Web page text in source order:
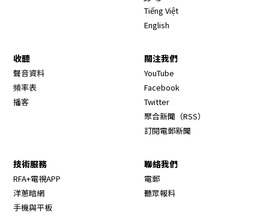
Tiếng Việt
English
收聽
聲音資料
頻率表
播客
關注我們
YouTube
Facebook
Twitter
聚合新聞（RSS）
訂閱電郵新聞
技術服務
RFA+電視APP
洋蔥暗網
手機與平板
聯絡我們
電郵
聽眾報料